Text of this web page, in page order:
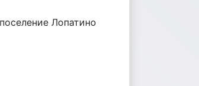
Лопатино